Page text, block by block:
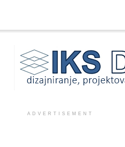
ADVERTISEMENT